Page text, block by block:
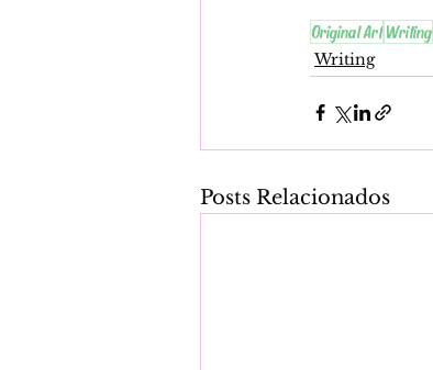
Original Art Writing
Writing
Posts Relacionados